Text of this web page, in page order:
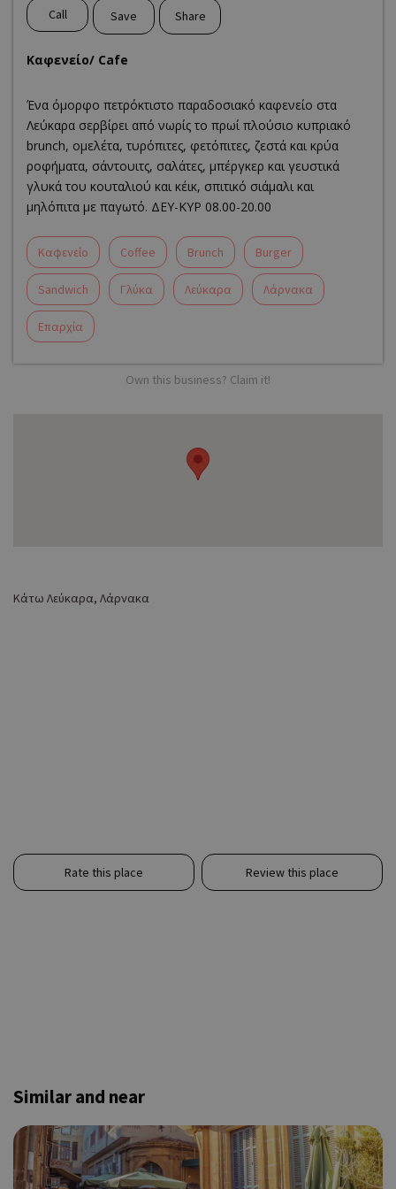
Call Save Share
Καφενείο/ Cafe
Ένα όμορφο πετρόκτιστο παραδοσιακό καφενείο στα
Λεύκαρα σερβίρει από νωρίς το πρωί πλούσιο κυπριακό
brunch, ομελέτα, τυρόπιτες, φετόπιτες, ζεστά και κρύα
ροφήματα, σάντουιτς, σαλάτες, μπέργκερ και γευστικά
γλυκά του κουταλιού και κέικ, σπιτικό σιάμαλι και
μηλόπιτα με παγωτό. ΔΕΥ-ΚΥΡ 08.00-20.00
Καφενείο Coffee Brunch Burger
Sandwich Γλύκα Λεύκαρα Λάρνακα
Επαρχία
Own this business? Claim it!
Κάτω Λεύκαρα, Λάρνακα
Rate this place Review this place
Similar and near